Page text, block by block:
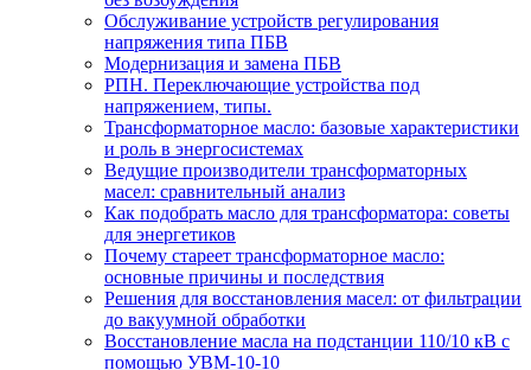
Обслуживание устройств регулирования
напряжения типа ПБВ
Модернизация и замена ПБВ
РПН. Переключающие устройства под
напряжением, типы.
Трансформаторное масло: базовые характеристики
и роль в энергосистемах
Ведущие производители трансформаторных
масел: сравнительный анализ
Как подобрать масло для трансформатора: советы
для энергетиков
Почему стареет трансформаторное масло:
основные причины и последствия
Решения для восстановления масел: от фильтрации
до вакуумной обработки
Восстановление масла на подстанции 110/10 кВ с
помощью УВМ-10-10